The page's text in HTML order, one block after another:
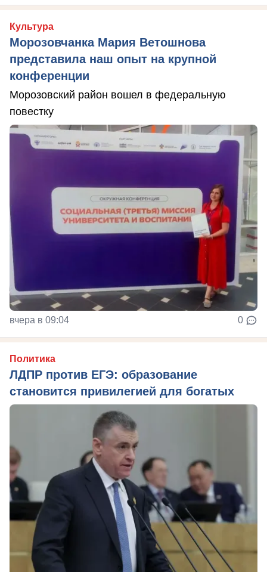
Культура
Морозовчанка Мария Ветошнова
представила наш опыт на крупной
конференции
Морозовский район вошел в федеральную
повестку
вчера в 09:04 0
Политика
ЛДПР против ЕГЭ: образование
становится привилегией для богатых